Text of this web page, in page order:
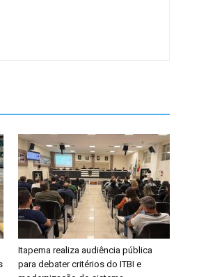
Itapema realiza audiência pública
para debater critérios do ITBI e